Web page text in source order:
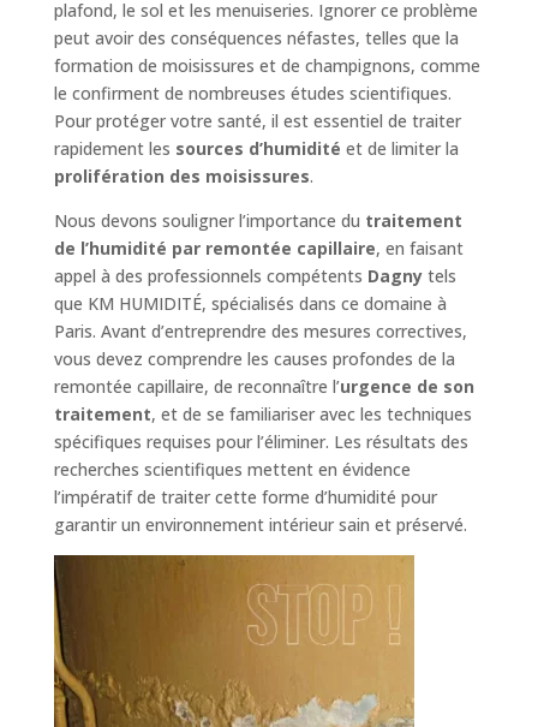
plafond, le sol et les menuiseries. Ignorer ce problème
peut avoir des conséquences néfastes, telles que la
formation de moisissures et de champignons, comme
le confirment de nombreuses études scientifiques.
Pour protéger votre santé, il est essentiel de traiter
rapidement les sources d’humidité et de limiter la
prolifération des moisissures.
Nous devons souligner l’importance du traitement
de l’humidité par remontée capillaire, en faisant
appel à des professionnels compétents Dagnytels
que KM HUMIDITÉ, spécialisés dans ce domaine à
Paris. Avant d’entreprendre des mesures correctives,
vous devez comprendre les causes profondes de la
remontée capillaire, de reconnaître l’urgence de son
traitement, et de se familiariser avec les techniques
spécifiques requises pour l’éliminer. Les résultats des
recherches scientifiques mettent en évidence
l’impératif de traiter cette forme d’humidité pour
garantir un environnement intérieur sain et préservé.